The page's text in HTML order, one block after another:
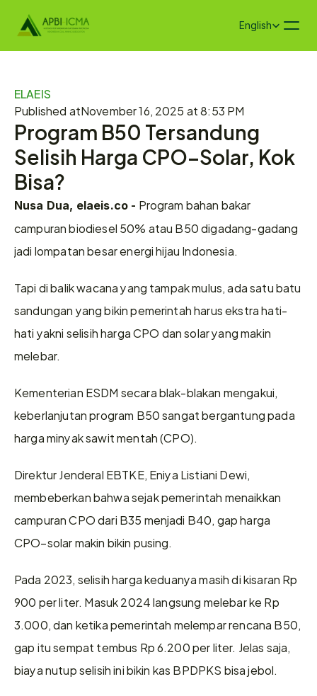
Select Language
English
ELAEIS
Published atNovember 16, 2025 at 8:53 PM
Program B50 Tersandung
Selisih Harga CPO–Solar, Kok
Bisa?
Nusa Dua, elaeis.co - Program bahan bakar
campuran biodiesel 50% atau B50 digadang-gadang
jadi lompatan besar energi hijau Indonesia.
Tapi di balik wacana yang tampak mulus, ada satu batu
sandungan yang bikin pemerintah harus ekstra hati-
hati yakni selisih harga CPO dan solar yang makin
melebar.
Kementerian ESDM secara blak-blakan mengakui,
keberlanjutan program B50 sangat bergantung pada
harga minyak sawit mentah (CPO).
Direktur Jenderal EBTKE, Eniya Listiani Dewi,
membeberkan bahwa sejak pemerintah menaikkan
campuran CPO dari B35 menjadi B40, gap harga
CPO–solar makin bikin pusing.
Pada 2023, selisih harga keduanya masih di kisaran Rp
900 per liter. Masuk 2024 langsung melebar ke Rp
3.000, dan ketika pemerintah melempar rencana B50,
gap itu sempat tembus Rp 6.200 per liter. Jelas saja,
biaya nutup selisih ini bikin kas BPDPKS bisa jebol.